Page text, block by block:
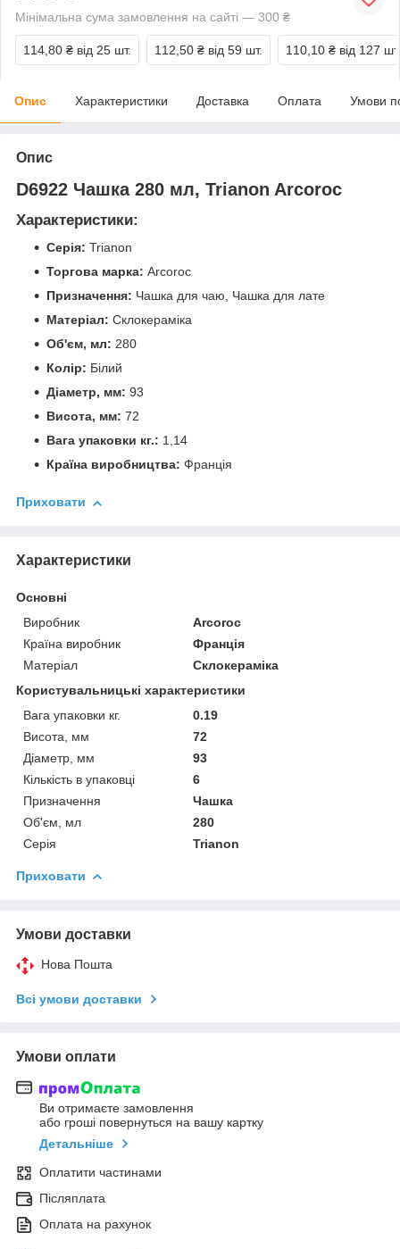
Мінімальна сума замовлення на сайті — 300 ₴
114,80 ₴ від 25 шт. 112,50 ₴ від 59 шт. 110,10 ₴ від 127 шт.
Опис Характеристики Доставка Оплата Умови
Опис
D6922 Чашка 280 мл, Trianon Arcoroc
Характеристики:
Серія: Trianon
Торгова марка: Arcoroc
Призначення: Чашка для чаю, Чашка для лате
Матеріал: Склокераміка
Об'єм, мл: 280
Колір: Білий
Діаметр, мм: 93
Висота, мм: 72
Вага упаковки кг.: 1,14
Країна виробництва: Франція
Приховати
Характеристики
Основні
Виробник
Arcoroc
Країна виробник
Франція
Матеріал
Склокераміка
Користувальницькі характеристики
Вага упаковки кг.
0.19
Висота, мм
72
Діаметр, мм
93
Кількість в упаковці
6
Призначення
Чашка
Об'єм, мл
280
Серія
Trianon
Приховати
Умови доставки
Нова Пошта
Всі умови доставки
Умови оплати
Ви отримаєте замовлення
або гроші повернуться на вашу картку
Детальніше
Оплатити частинами
Післяплата
Оплата на рахунок